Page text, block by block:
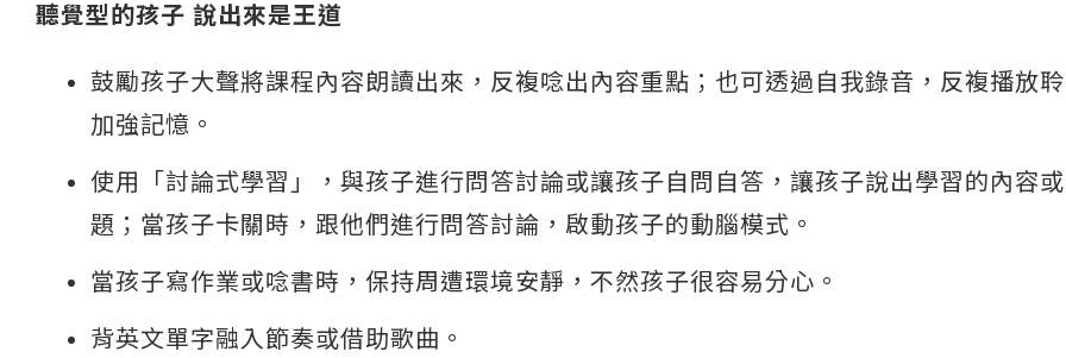
聽覺型的孩子 說出來是王道
鼓勵孩子大聲將課程內容朗讀出來，反複唸出內容重點；也可透過自我錄音，反複播放聆
加強記憶。
使用「討論式學習」，與孩子進行問答討論或讓孩子自問自答，讓孩子說出學習的內容
題；當孩子卡關時，跟他們進行問答討論，啟動孩子的動腦模式。
當孩子寫作業或唸書時，保持周遭環境安靜，不然孩子很容易分心。
背英文單字融入節奏或借助歌曲。